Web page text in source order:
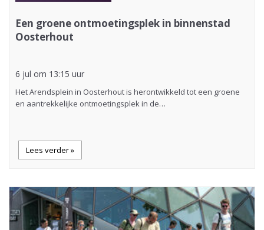
Een groene ontmoetingsplek in binnenstad
Oosterhout
6 jul om 13:15 uur
Het Arendsplein in Oosterhout is herontwikkeld tot een groene
en aantrekkelijke ontmoetingsplek in de…
Lees verder »